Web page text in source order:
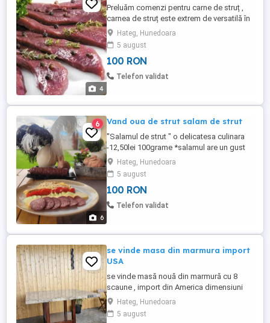
4
Preluăm comenzi pentru carne de struț ,
carnea de struț este extrem de versatilă în
ceea ce privește modalitățile de preparare
este recomandată persoanelor anemice
datorita conținutului ridicat de fier de
asemenea are valori crescute de calciu ,
magneziu , fosfor și carnitină o proteină
Hateg, Hunedoara
5 august
100 RON
Telefon validat
6
6 Vand oua de strut salam de strut
''Salamul de strut " o delicatesa culinara
-12,50lei 100grame *salamul are un gust
delicios *este usor de digerat *este o
sursa buna de proteina *cantitate mica de
colesterol * nu contine coloranti "Oul de
strut" -100lei bucata Sursa excelenta de
proteine, vitamine, fier, magneziu. Oua de
Hateg, Hunedoara
5 august
100 RON
Telefon validat
se vinde masa din marmura import
USA
se vinde masă nouă din marmură cu 8
scaune , import din America dimensiuni
1,37 1,37 înălțime 93
Hateg, Hunedoara
5 august